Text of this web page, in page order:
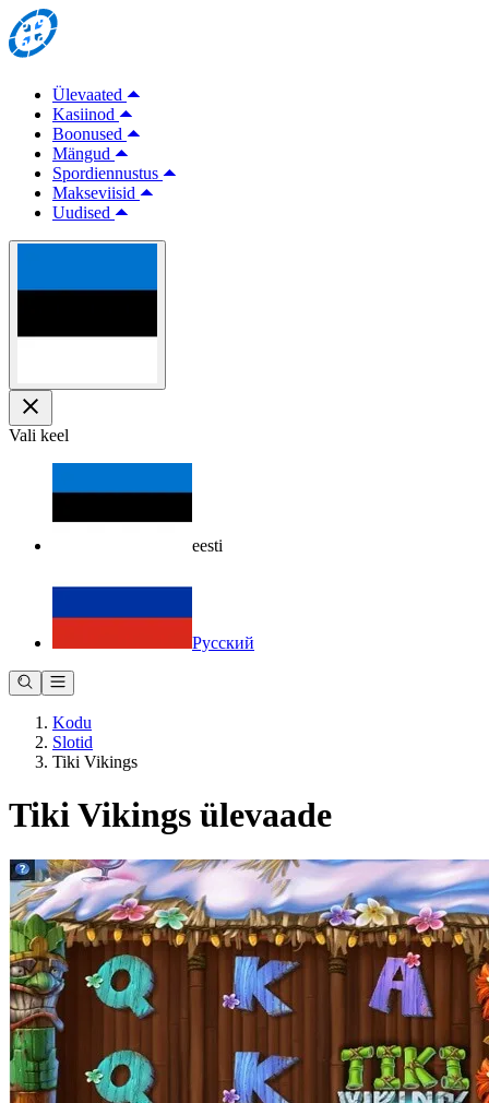
Ülevaated
Kasiinod
Boonused
Mängud
Spordiennustus
Makseviisid
Uudised
Vali keel
eesti
Русский
Kodu
Slotid
Tiki Vikings
Tiki Vikings ülevaade